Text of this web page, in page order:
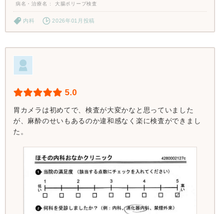
病名・治療名 大腸ポリープ検査
内科 2026年01月投稿
5.0
胃カメラは初めてで、検査が大変かなと思っていました
が、麻酔のせいもあるのか違和感なく楽に検査ができまし
た。